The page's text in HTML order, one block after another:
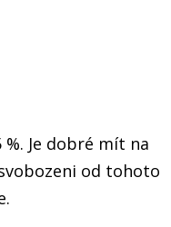
Je dobré mít na
od tohoto